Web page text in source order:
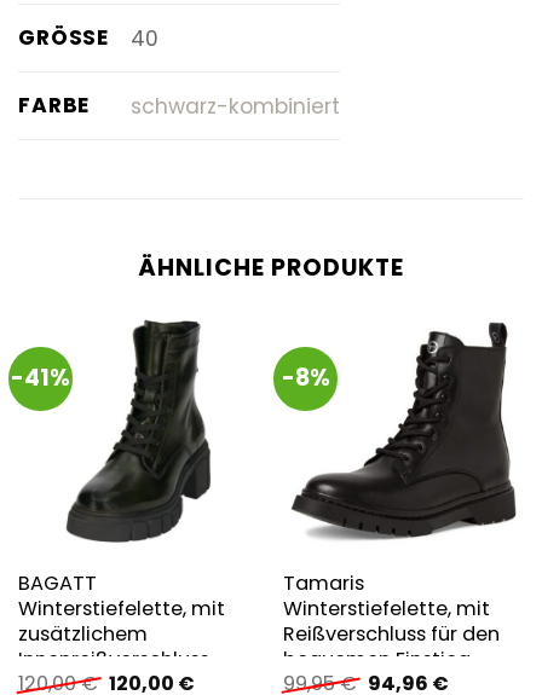
GRÖSSE 40
FARBE schwarz-kombiniert
ÄHNLICHE PRODUKTE
-41%
BAGATT
Winterstiefelette, mit
zusätzlichem
Innenreißverschluss
120,00€ Ursprünglicher
120,00 €Aktueller
-8%
Tamaris
Winterstiefelette, mit
Reißverschluss für den
bequemen Einstieg
99,95€ Ursprünglicher
94,96 €Aktueller